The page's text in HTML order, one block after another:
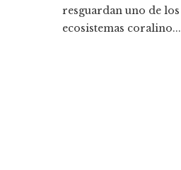
resguardan uno de los
ecosistemas coralino...